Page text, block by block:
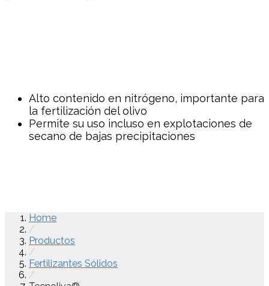
Alto contenido en nitrógeno, importante para
la fertilización del olivo
Permite su uso incluso en explotaciones de
secano de bajas precipitaciones
Home
/
Productos
/
Fertilizantes Sólidos
/